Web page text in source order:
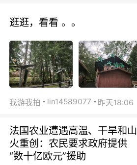
逛逛，看看 。。
我游我拍 lin14589077 昨天18:06
法国农业遭遇高温、干旱和山
火重创：农民要求政府提供
“数十亿欧元”援助